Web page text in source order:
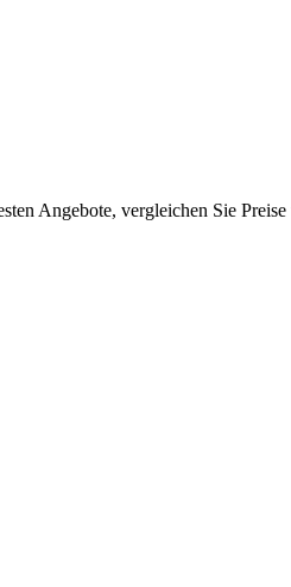
Angebote, vergleichen Sie